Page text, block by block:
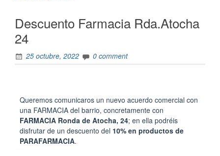
Descuento Farmacia Rda.Atocha
24
25 octubre, 2022 0 comment
Queremos comunicaros un nuevo acuerdo comercial con
una FARMACIA del barrio, concretamente con
FARMACIA Ronda de Atocha, 24; en ella podréis
disfrutar de un descuento del 10% en productos de
PARAFARMACIA.